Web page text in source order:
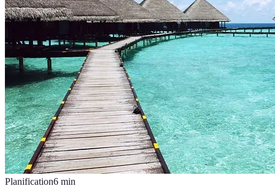
Planification6 min